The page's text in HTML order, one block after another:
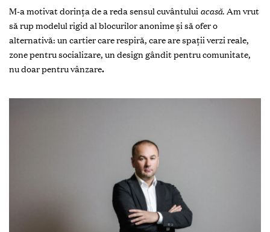
M-a motivat dorința de a reda sensul cuvântului acasă. Am vrut
să rup modelul rigid al blocurilor anonime și să ofer o
alternativă: un cartier care respiră, care are spații verzi reale,
zone pentru socializare, un design gândit pentru comunitate,
nu doar pentru vânzare.